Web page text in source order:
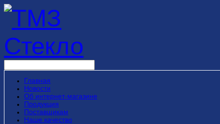
Главная
Новости
Об интернет-магазине
Продукция
Поставщикам
Наше качество